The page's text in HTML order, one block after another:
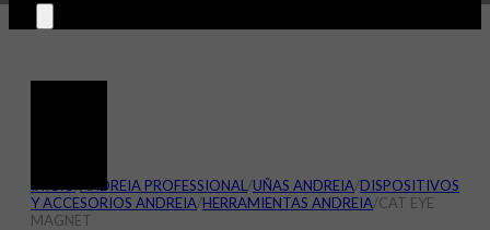
ANDREIA PROFESSIONAL /UÑAS ANDREIA/DISPOSITIVOS
Y ACCESORIOS ANDREIA/HERRAMIENTAS ANDREIA/CAT EYE
MAGNET